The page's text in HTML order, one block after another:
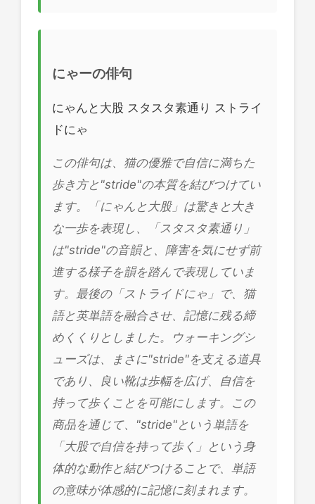
にゃーの俳句
にゃんと大股 スタスタ素通り ストライ
ドにゃ
この俳句は、猫の優雅で自信に満ちた
歩き方と"stride"の本質を結びつけてい
ます。「にゃんと大股」は驚きと大き
な一歩を表現し、「スタスタ素通り」
は"stride"の音韻と、障害を気にせず前
進する様子を韻を踏んで表現していま
す。最後の「ストライドにゃ」で、猫
語と英単語を融合させ、記憶に残る締
めくくりとしました。ウォーキングシ
ューズは、まさに"stride"を支える道具
であり、良い靴は歩幅を広げ、自信を
持って歩くことを可能にします。この
商品を通じて、"stride"という単語を
「大股で自信を持って歩く」という身
体的な動作と結びつけることで、単語
の意味が体感的に記憶に刻まれます。